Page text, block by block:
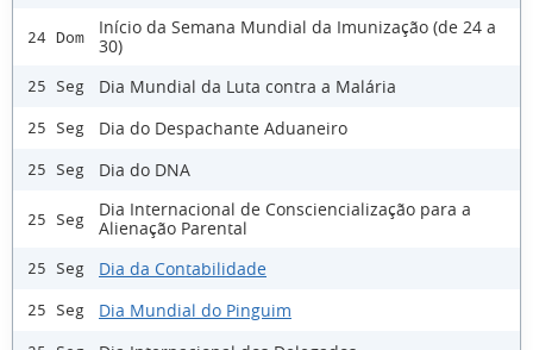
24 Dom
Início da Semana Mundial da Imunização (de 24 a
30)
25 Seg Dia Mundial da Luta contra a Malária
25 Seg Dia do Despachante Aduaneiro
25 Seg Dia do DNA
25 Seg
Dia Internacional de Consciencialização para a
Alienação Parental
25 Seg Dia da Contabilidade
25 Seg Dia Mundial do Pinguim